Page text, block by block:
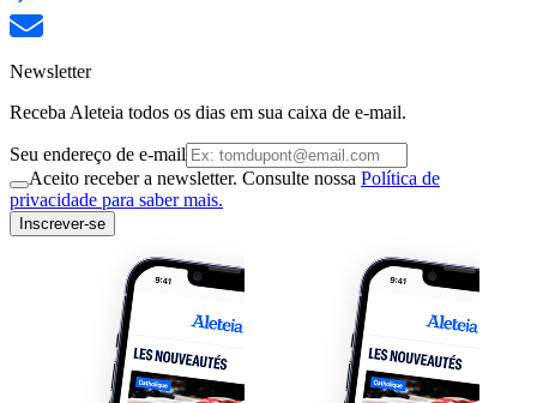
Newsletter
Receba Aleteia todos os dias em sua caixa de e-mail.
Seu endereço de e-mail
Aceito receber a newsletter. Consulte nossa Política de
privacidade para saber mais.
Inscrever-se